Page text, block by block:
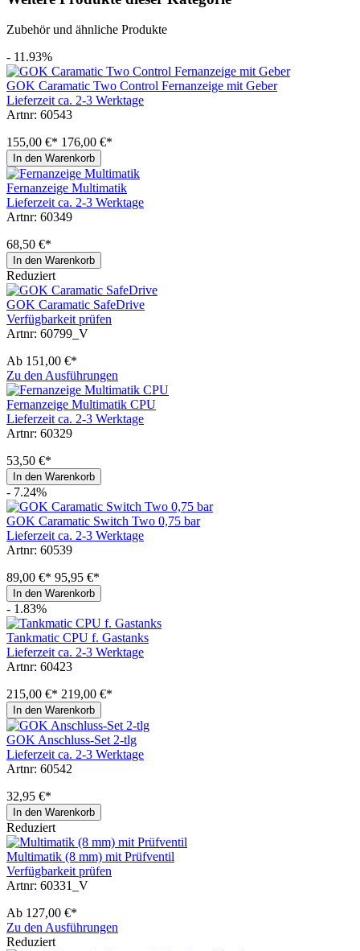
Zubehör und ähnliche Produkte
- 11.93%
GOK Caramatic Two Control Fernanzeige mit Geber
Lieferzeit ca. 2-3 Werktage
Artnr: 60543
155,00 €* 176,00 €*
In den Warenkorb
Fernanzeige Multimatik
Lieferzeit ca. 2-3 Werktage
Artnr: 60349
68,50 €*
In den Warenkorb
Reduziert
GOK Caramatic SafeDrive
Verfügbarkeit prüfen
Artnr: 60799_V
Ab 151,00 €*
Zu den Ausführungen
Fernanzeige Multimatik CPU
Lieferzeit ca. 2-3 Werktage
Artnr: 60329
53,50 €*
In den Warenkorb
- 7.24%
GOK Caramatic Switch Two 0,75 bar
Lieferzeit ca. 2-3 Werktage
Artnr: 60539
89,00 €* 95,95 €*
In den Warenkorb
- 1.83%
Tankmatic CPU f. Gastanks
Lieferzeit ca. 2-3 Werktage
Artnr: 60423
215,00 €* 219,00 €*
In den Warenkorb
GOK Anschluss-Set 2-tlg
Lieferzeit ca. 2-3 Werktage
Artnr: 60542
32,95 €*
In den Warenkorb
Reduziert
Multimatik (8 mm) mit Prüfventil
Verfügbarkeit prüfen
Artnr: 60331_V
Ab 127,00 €*
Zu den Ausführungen
Reduziert